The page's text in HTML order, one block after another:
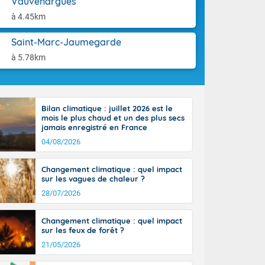
à 4.45km
Saint-Marc-Jaumegarde
à 5.78km
Loire, l'Île-
se décale
le
aux
sur
voilé sur
littoral
vers le
le ciel
donnant de
entre
en Anjou.
pointes
Bilan climatique : juillet 2026 est le
mois le plus chaud et un des plus secs
jamais enregistré en France
04/08/2026
Changement climatique : quel impact
sur les vagues de chaleur ?
28/07/2026
Changement climatique : quel impact
sur les feux de forêt ?
21/05/2026